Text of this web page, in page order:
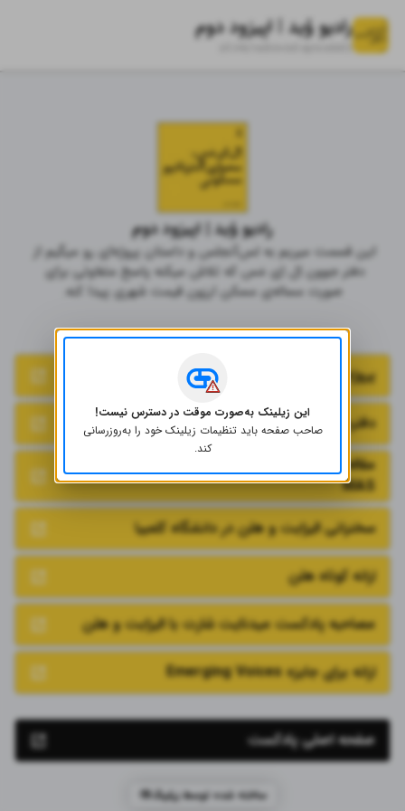
رادیو وُید | اپیزود دوم
radiovoid.episode02
رادیو وُید | اپیزود دوم
این قسمت میریم به لس‌آنجلس و داستان پروژه‌ای رو میگیم از
دفتر جوون اِل اِی مَس که تلاش میکنه پاسخ متفاوتی برای
صورت مساله‌ی مسکن ارزون قیمت شهری پیدا کنه.
منابع اصلی اپیزود دوم
پروژه در وبسایت گروه LA MAS
دفترچه پروژه
MAS
سخنرانی الیزابت و هلن در دانشگاه کلمبیا
ارائه کوتاه هلن
مصاحبه پادکست میدنایت شارت با الیزابت و هلن
ارائه برای جایزه Emerging Voices
صفحه اصلی پادکست
ساخته شده توسط
این زیلینک به‌صورت موقت در دسترس نیست!
صاحب صفحه باید تنظیمات زیلینک خود را به‌روز‌رسانی
کند.